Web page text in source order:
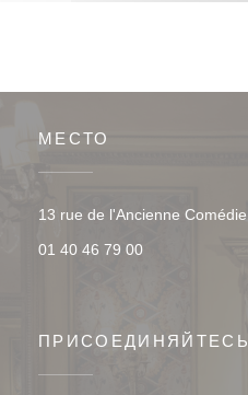
МЕСТО
13 rue de l'Ancienne
01 40 46 79 00